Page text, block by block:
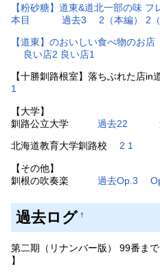
【粉砂糖】道東&道北一部の味 フ
本目
過去3 2（本編） 2
【道東】のおいしい食べ物のお店
良い店2 良い店1
【十勝釧路根室】落ちぶれた
1
【大学】
釧路公立大学過去22
北海道教育大学釧路校2 1
【その他】
釧根の吹奏楽過去Op.3
過去ログ †
第二期（リナンバー版） 99番ま
】